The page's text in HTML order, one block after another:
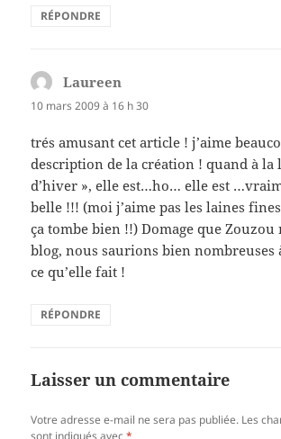
RÉPONDRE
Laureen
10 mars 2009 à 16 h 30
trés amusant cet article ! j’aime
description de la création ! quand à la
d’hiver », elle est…ho… elle est
belle !!! (moi j’aime pas les laines
ça tombe bien !!) Domage que Zouzou
blog, nous saurions bien
ce qu’elle fait !
RÉPONDRE
Laisser un commentaire
Votre adresse e-mail ne sera pas publiée. Les
sont indiqués avec*